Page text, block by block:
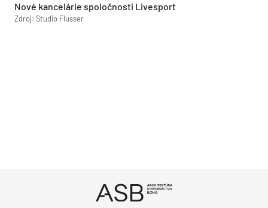
Nové kancelárie spoločnosti Livesport
Zdroj: Studio Flusser